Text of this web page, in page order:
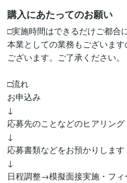
購入にあたってのお願い
□実施時間はできるだけご都合
本業としての業務もございま
ございます。ご了承ください。
□流れ
お申込み
↓
応募先のことなどのヒアリング
↓
応募書類などをお預かりします
↓
日程調整→模擬面接実施・フィ